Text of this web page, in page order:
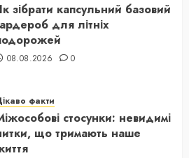
зібрати капсульний базовий
для літніх
08.08.2026 0
факти
стосунки: невидимі
що тримають наше